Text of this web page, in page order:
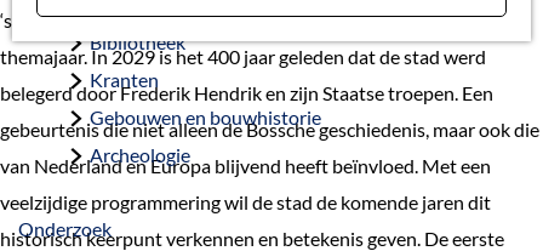
e
p
a
g
e
Bibliotheek
Kranten
Gebouwen en bouwhistorie
Archeologie
Onderzoek
‘s-Hertogenbosch staat aan de vooravond van een bijzonder
themajaar. In 2029 is het 400 jaar geleden dat de stad werd
belegerd door Frederik Hendrik en zijn Staatse troepen. Een
gebeurtenis die niet alleen de Bossche geschiedenis, maar ook die
van Nederland en Europa blijvend heeft beïnvloed. Met een
veelzijdige programmering wil de stad de komende jaren dit
historisch keerpunt verkennen en betekenis geven. De eerste